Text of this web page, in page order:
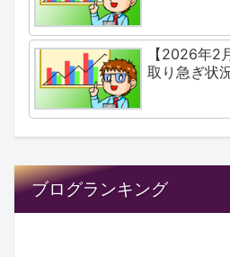
【2026年2
取り急ぎ状
ブログランキング